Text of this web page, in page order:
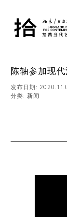
陈轴参加现
发布日期:
分类:新闻